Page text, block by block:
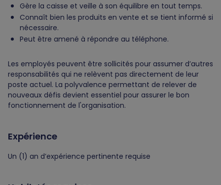
Gère la caisse et veille à son équilibre en tout temps.
Connaît bien les produits en vente et se tient informé si
nécessaire.
Peut être amené à répondre au téléphone.
Les employés peuvent être sollicités pour assumer d’autres
responsabilités qui ne relèvent pas directement de leur
poste actuel. La polyvalence permettant de relever de
nouveaux défis devient essentiel pour assurer le bon
fonctionnement de l'organisation.
Expérience
Un (1) an d’expérience pertinente requise